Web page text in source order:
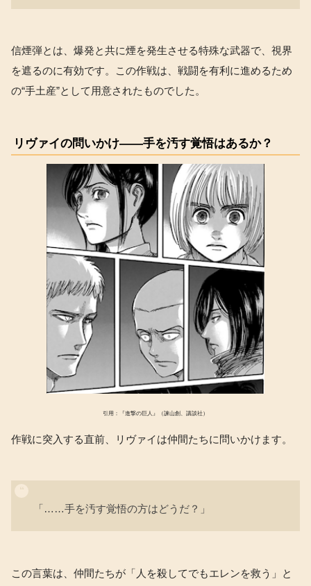
信煙弾とは、爆発と共に煙を発生させる特殊な武器で、視界
を遮るのに有効です。この作戦は、戦闘を有利に進めるため
の“手土産”として用意されたものでした。
リヴァイの問いかけ――手を汚す覚悟はあるか？
引用：『進撃の巨人』（諫山創、講談社）
作戦に突入する直前、リヴァイは仲間たちに問いかけます。
「……手を汚す覚悟の方はどうだ？」
この言葉は、仲間たちが「人を殺してでもエレンを救う」と